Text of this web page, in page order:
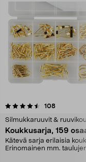
108arvostelut
Silmukkaruuvit &
Koukkusarja, 159
Kätevä sarja erilaisia
Erinomainen mm.
4.5 viidestä